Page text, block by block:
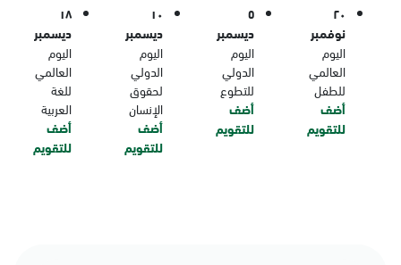
٢٠
نوفمبر
اليوم
العالمي
للطفل
أضف
للتقويم
٥
ديسمبر
اليوم
الدولي
للتطوع
أضف
للتقويم
١٠
ديسمبر
اليوم
الدولي
لحقوق
الإنسان
أضف
للتقويم
١٨
ديسمبر
اليوم
العالمي
للغة
العربية
أضف
للتقويم